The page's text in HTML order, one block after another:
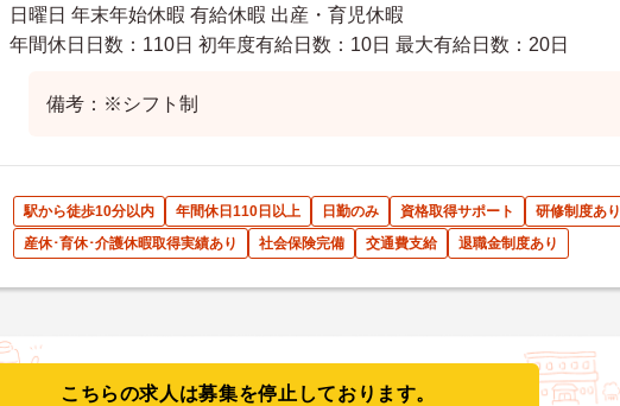
日曜日 年末年始休暇 有給休暇 出産・育児休暇
年間休日日数：110日 初年度有給日数：10日 最大有給日数：20日
備考：※シフト制
駅から徒歩10分以内 年間休日110日以上 日勤のみ 資格取得サポート
研修制度あり
産休･育休･介護休暇取得実績あり
社会保険完備 交通費支給 退職金制度あり
こちらの求人は募集を停止しております。